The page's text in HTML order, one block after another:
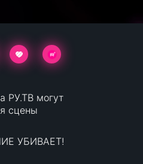
РУ.ТВ могут
сцены
УБИВАЕТ!